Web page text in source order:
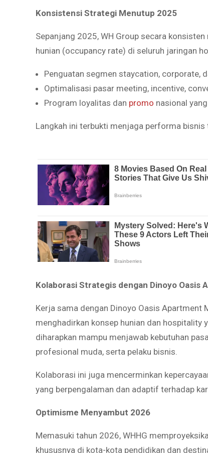
Konsistensi Strategi Menutup 2025
Sepanjang 2025, WH Group secara
hunian (occupancy rate) di seluruh jaringan
Penguatan segmen staycation, corporate,
Optimalisasi pasar meeting, incentive,
Program loyalitas dan promo nasional
Langkah ini terbukti menjaga performa
Kolaborasi Strategis dengan Dinoyo Oasis
Kerja sama dengan Dinoyo Oasis Apartment
menghadirkan konsep hunian dan hospitality
diharapkan mampu menjawab kebutuhan
profesional muda, serta pelaku bisnis.
Kolaborasi ini juga mencerminkan
yang berpengalaman dan adaptif terhadap
Optimisme Menyambut 2026
Memasuki tahun 2026, WHHG
khususnya di kota-kota pendidikan dan